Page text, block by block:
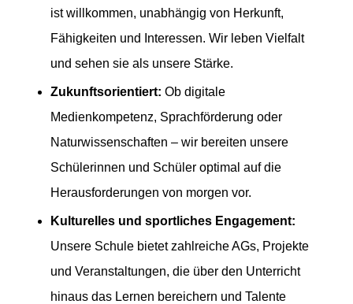
ist willkommen, unabhängig von Herkunft,
Fähigkeiten und Interessen. Wir leben Vielfalt
und sehen sie als unsere Stärke.
Zukunftsorientiert: Ob digitale
Medienkompetenz, Sprachförderung oder
Naturwissenschaften – wir bereiten unsere
Schülerinnen und Schüler optimal auf die
Herausforderungen von morgen vor.
Kulturelles und sportliches Engagement:
Unsere Schule bietet zahlreiche AGs, Projekte
und Veranstaltungen, die über den Unterricht
hinaus das Lernen bereichern und Talente